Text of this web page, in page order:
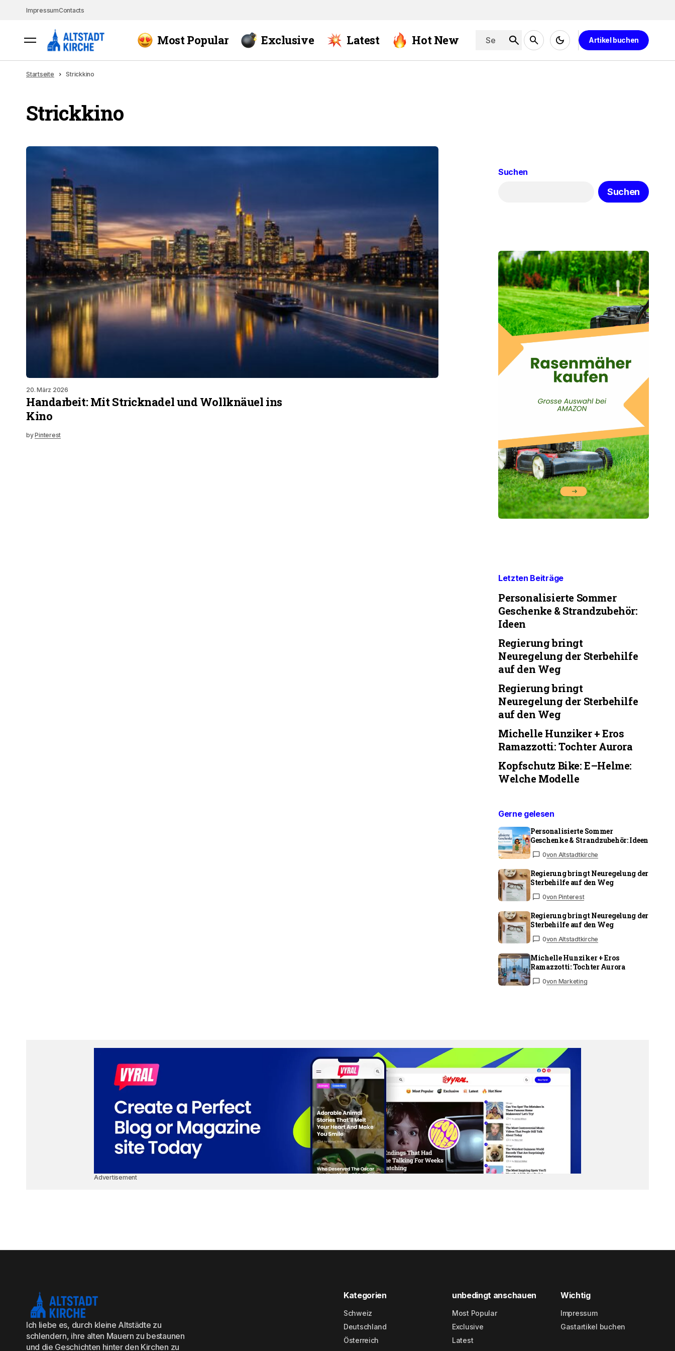
ImpressumContacts
Most Popular Exclusive Latest Hot New Artikel buchen
Startseite Strickkino
Strickkino
20. März 2026
Handarbeit: Mit Stricknadel und Wollknäuel ins
Kino
byPinterest
Suchen
Suchen
Letzten Beiträge
Personalisierte Sommer
Geschenke & Strandzubehör:
Ideen
Regierung bringt
Neuregelung der Sterbehilfe
auf den Weg
Regierung bringt
Neuregelung der Sterbehilfe
auf den Weg
Michelle Hunziker + Eros
Ramazzotti: Tochter Aurora
Kopfschutz Bike: E–Helme:
Welche Modelle
Gerne gelesen
Personalisierte Sommer
Geschenke & Strandzubehör: Ideen
0von Altstadtkirche
Regierung bringt Neuregelung der
Sterbehilfe auf den Weg
0von Pinterest
Regierung bringt Neuregelung der
Sterbehilfe auf den Weg
0von Altstadtkirche
Michelle Hunziker + Eros
Ramazzotti: Tochter Aurora
0von Marketing
Advertisement
Ich liebe es, durch kleine Altstädte zu
schlendern, ihre alten Mauern zu bestaunen
und die Geschichten hinter den Kirchen zu
Kategorien
Schweiz
Deutschland
Österreich
unbedingt anschauen
Most Popular
Exclusive
Latest
Wichtig
Impressum
Gastartikel buchen